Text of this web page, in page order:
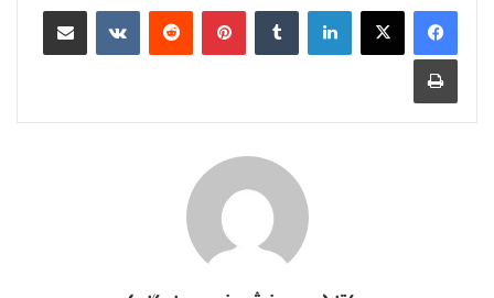
لینکدین ‫تامبلر ‫پین‌ترست‫رددیت ‫VKontakteاشتراک گذاری از طریق ایمیل
چاپ